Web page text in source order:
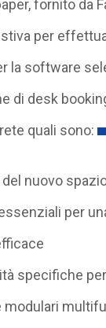
fornito da
per
la software
di desk
quali sono:
del nuovo
per
specifiche
modulari